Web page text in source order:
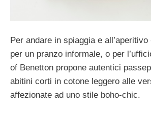
Per andare in spiaggia e
per un pranzo informale, o per
of Benetton propone autentici
abitini corti in cotone leggero alle
affezionate ad uno stile boho-chic.